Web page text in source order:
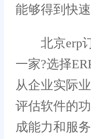
能够得到快速
北京erp订
一家?选择
从企业实际
评估软件的
成能力和服